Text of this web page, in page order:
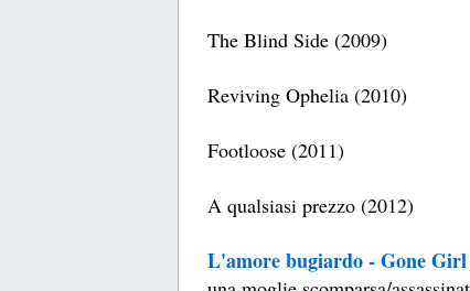
The Blind Side (2009)
Reviving Ophelia (2010)
Footloose (2011)
A qualsiasi prezzo (2012)
L'amore bugiardo - Gone Girl